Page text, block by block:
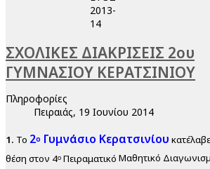
2013-
14
ΣΧΟΛΙΚΕΣ ΔΙΑΚΡΙΣΕΙΣ 2ου
ΓΥΜΝΑΣΙΟΥ ΚΕΡΑΤΣΙΝΙΟΥ
Πληροφορίες
Πειραιάς, 19 Ιουνίου 2014
1. Το 2ο Γυμνάσιο Κερατσινίου
θέση στον 4ο Πειραματικό Μαθητικό